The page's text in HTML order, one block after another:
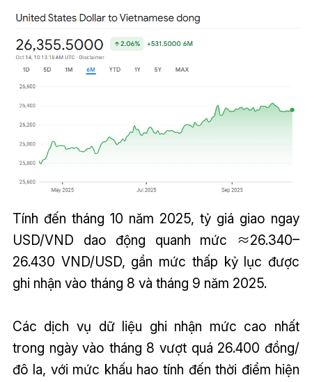
Tính đến tháng 10 năm 2025, tỷ giá giao ngay
USD/VND dao động quanh mức ≈26.340–
26.430 VND/USD, gần mức thấp kỷ lục được
ghi nhận vào tháng 8 và tháng 9 năm 2025.
Các dịch vụ dữ liệu ghi nhận mức cao nhất
trong ngày vào tháng 8 vượt quá 26.400 đồng/
đô la, với mức khấu hao tính đến thời điểm hiện